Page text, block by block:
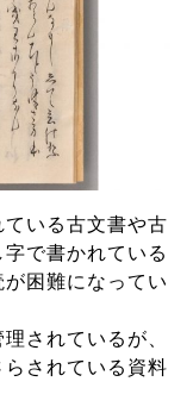
いる古文書や古
で書かれている
困難になってい
されているが、
されている資料